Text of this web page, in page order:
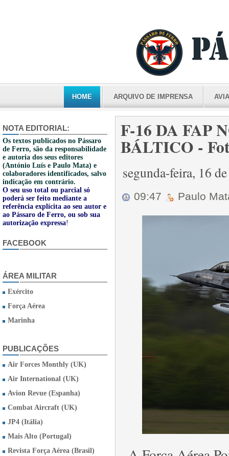
HOME ARQUIVO DE IMPRENSA
NOTA EDITORIAL:
Os textos publicados no Pássaro
de Ferro, são da responsabilidade
e autoria dos seus editores
(António Luís e Paulo Mata) e
colaboradores identificados, salvo
indicação em contrário.
O seu uso total ou parcial só
poderá ser feito mediante a
referência explícita ao seu autor e
ao Pássaro de Ferro, ou sob sua
autorização expressa!
FACEBOOK
ÁREA MILITAR
Exército
Força Aérea
Marinha
PUBLICAÇÕES
Air Forces Monthly (UK)
Air International (UK)
Avion Revue (Espanha)
Combat Aircraft (UK)
JP4 (Itália)
Mais Alto (Portugal)
Revista Força Aérea (Brasil)
F-16 DA FAP
BÁLTICO -
segunda-feira, 16
09:47 Paulo